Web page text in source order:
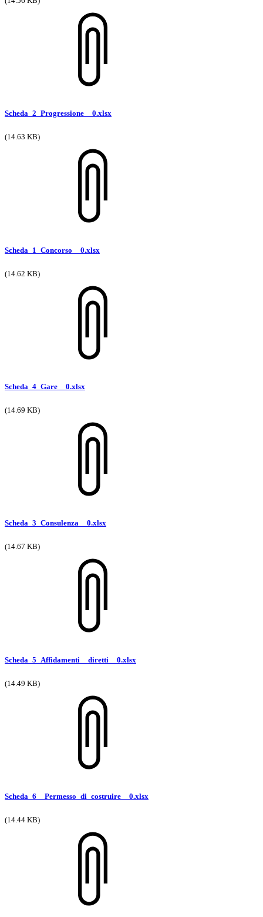
Scheda_2_Progressione__0.xlsx
(14.63 KB)
Scheda_1_Concorso__0.xlsx
(14.62 KB)
Scheda_4_Gare__0.xlsx
(14.69 KB)
Scheda_3_Consulenza__0.xlsx
(14.67 KB)
Scheda_5_Affidamenti__diretti__0.xlsx
(14.49 KB)
Scheda_6__Permesso_di_costruire__0.xlsx
(14.44 KB)